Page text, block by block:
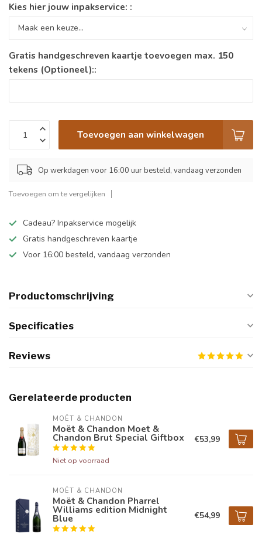
Kies hier jouw inpakservice: :
Gratis handgeschreven kaartje toevoegen max. 150
tekens (Optioneel)::
Toevoegen aan winkelwagen
Op werkdagen voor 16:00 uur besteld, vandaag verzonden
Toevoegen om te vergelijken
Cadeau? Inpakservice mogelijk
Gratis handgeschreven kaartje
Voor 16:00 besteld, vandaag verzonden
Productomschrijving
Specificaties
Reviews
Gerelateerde producten
MOËT & CHANDON
Moët & Chandon Moet &
Chandon Brut Special Giftbox
Niet op voorraad
€53,99
MOËT & CHANDON
Moët & Chandon Pharrel
Williams edition Midnight
Blue €54,99